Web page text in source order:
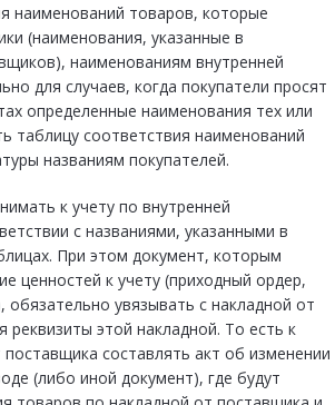
наименований товаров, которые
(наименования, указанные в
наименованиям внутренней
для случаев, когда покупатели просят
определенные наименования тех или
таблицу соответствия наименований
названиям покупателей.
к учету по внутренней
с названиями, указанными в
При этом документ, которым
ценностей к учету (приходный ордер,
обязательно увязывать с накладной от
реквизиты этой накладной. То есть к
составлять акт об изменении
(либо иной документ), где будут